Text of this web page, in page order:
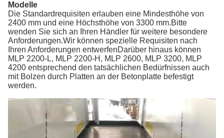
Modelle
Die Standardrequisiten erlauben eine Mindesthöhe von
2400 mm und eine Höchsthöhe von 3300 mm.Bitte
wenden Sie sich an Ihren Händler für weitere besondere
Anforderungen.Wir können spezielle Requisiten nach
Ihren Anforderungen entwerfenDarüber hinaus können
MLP 2200-L, MLP 2200-H, MLP 2600, MLP 3200, MLP
4200 entsprechend den tatsächlichen Bedürfnissen auch
mit Bolzen durch Platten an der Betonplatte befestigt
werden.